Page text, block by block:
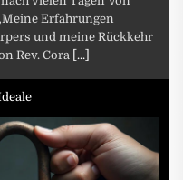
Erfahrungen
und meine Rückkehr
Rev. Cora [...]